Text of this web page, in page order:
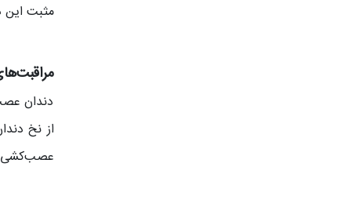
مثبت این
دندان
از نخ
عصب‌کشی